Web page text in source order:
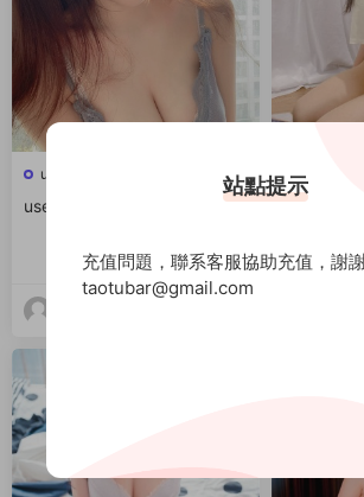
usejan藍藍
usejan藍藍 Vol.007 晨曦
2
usejan藍藍
usejan藍
站點提示
充值問題，聯系客服協助充值，謝謝
taotubar@gmail.com